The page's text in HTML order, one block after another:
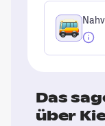
Das
über